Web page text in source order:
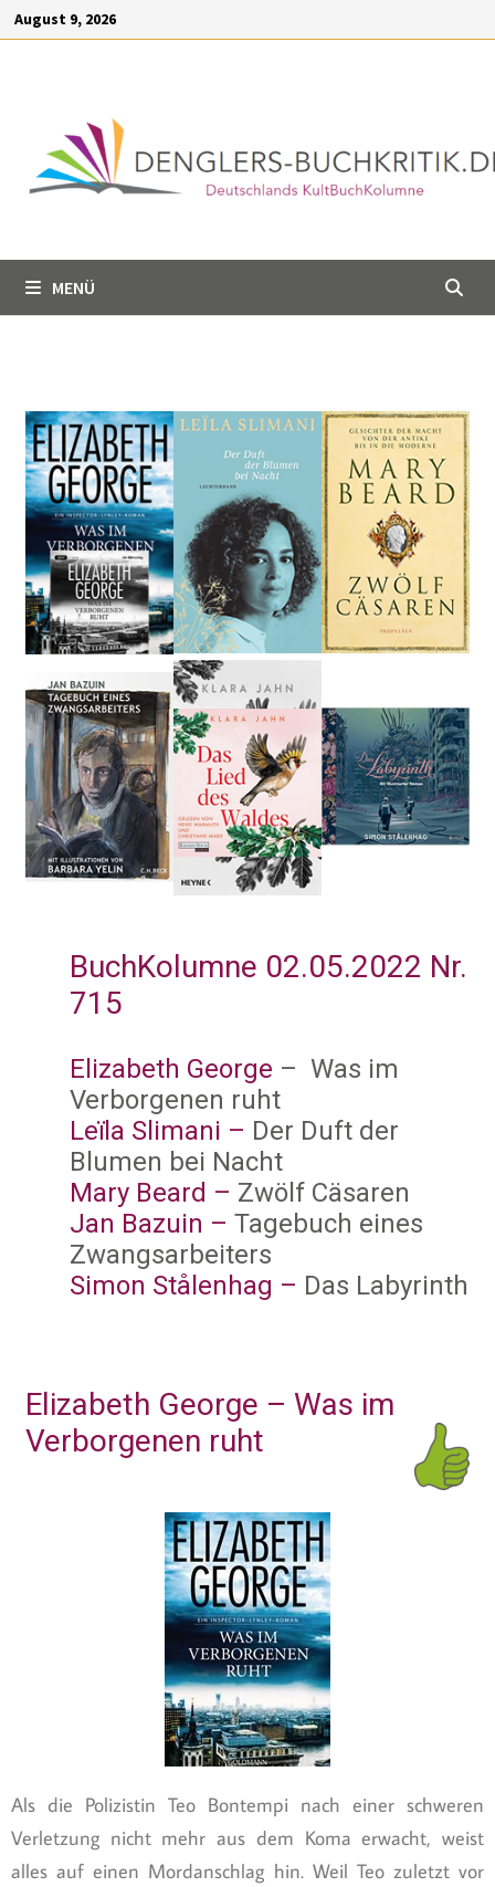
springen
August 9, 2026
MENÜ
BuchKolumne 02.05.2022 Nr.
715
Elizabeth George – Was im
Verborgenen ruht
Leïla Slimani – Der Duft der
Blumen bei Nacht
Mary Beard – Zwölf Cäsaren
Jan Bazuin – Tagebuch eines
Zwangsarbeiters
Simon Stålenhag – Das Labyrinth
Elizabeth George – Was im
Verborgenen ruht
Als die Polizistin Teo Bontempi nach einer schweren
Verletzung nicht mehr aus dem Koma erwacht, weist
alles auf einen Mordanschlag hin. Weil Teo zuletzt vor